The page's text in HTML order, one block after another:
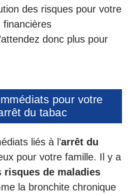
des risques pour votre
financières
donc plus pour
pour votre
du tabac
liés à l’arrêt du
pour votre famille. Il y a
risques de maladies
la bronchite chronique